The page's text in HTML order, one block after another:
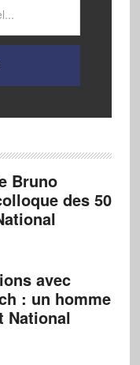
Bruno
des 50
avec
: un homme
National